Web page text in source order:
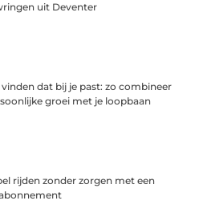
uit Deventer
dat bij je past: zo combineer
groei met je loopbaan
rijden zonder zorgen met een